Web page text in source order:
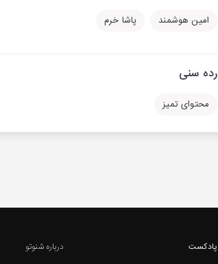
امین هوشمند پاشا خرم
رده سنی
محتوای تمیز
پادکست
درباره شنوتو